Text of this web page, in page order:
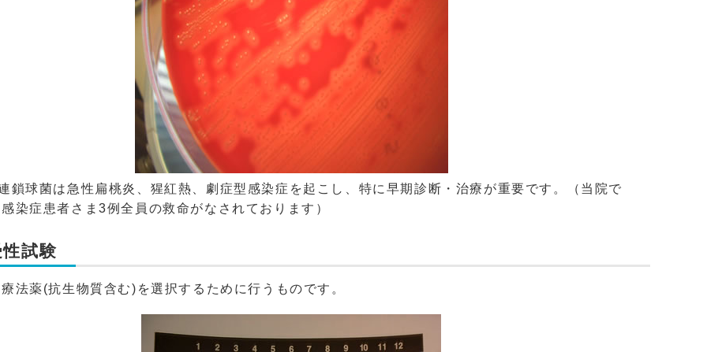
鎖球菌は急性扁桃炎、猩紅熱、劇症型感染症を起こし、特に早期診断・治療が重要です。（当院で
染症患者さま3例全員の救命がなされております）
試験
法薬(抗生物質含む)を選択するために行うものです。